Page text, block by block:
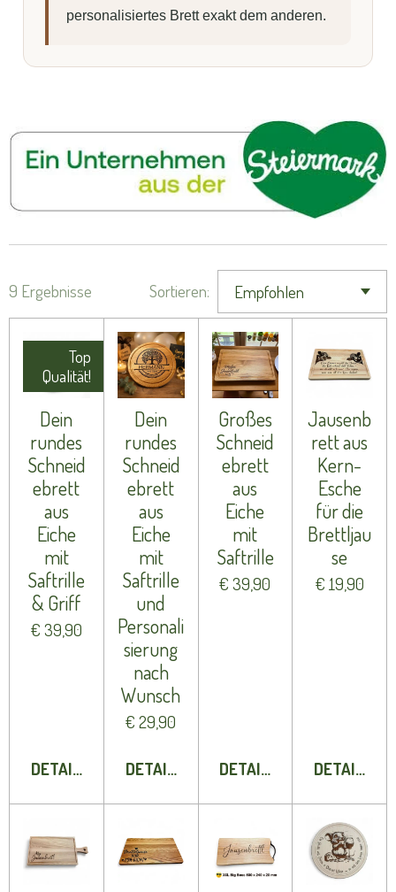
personalisiertes Brett exakt dem anderen.
9 Ergebnisse Sortieren:
Top
Qualität!
Dein
rundes
Schneid
ebrett
aus
Eiche
mit
Saftrille
& Griff
€ 39,90
DETAILS ANZEIGEN
Dein
rundes
Schneid
ebrett
aus
Eiche
mit
Saftrille
und
Personali
sierung
nach
Wunsch
€ 29,90
DETAILS ANZEIGEN
Großes
Schneid
ebrett
aus
Eiche
mit
Saftrille
€ 39,90
DETAILS ANZEIGEN
Jausenb
rett aus
Kern-
Esche
für die
Brettljau
se
€ 19,90
DETAILS